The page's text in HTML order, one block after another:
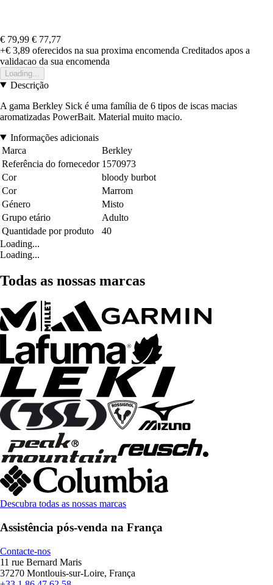
€ 79,99 € 77,77
+€ 3,89 oferecidos na sua proxima encomenda Creditados apos a
validacao da sua encomenda
Loading...
Descrição
A gama Berkley Sick é uma família de 6 tipos de iscas macias
aromatizadas PowerBait. Material muito macio.
Informações adicionais
Marca
Berkley
Referência do fornecedor 1570973
Cor
bloody burbot
Cor
Marrom
Género
Misto
Grupo etário
Adulto
Quantidade por produto
40
Loading...
Loading...
Todas as nossas marcas
Descubra todas as nossas marcas
Assistência pós-venda na França
Contacte-nos
11 rue Bernard Maris
37270 Montlouis-sur-Loire, França